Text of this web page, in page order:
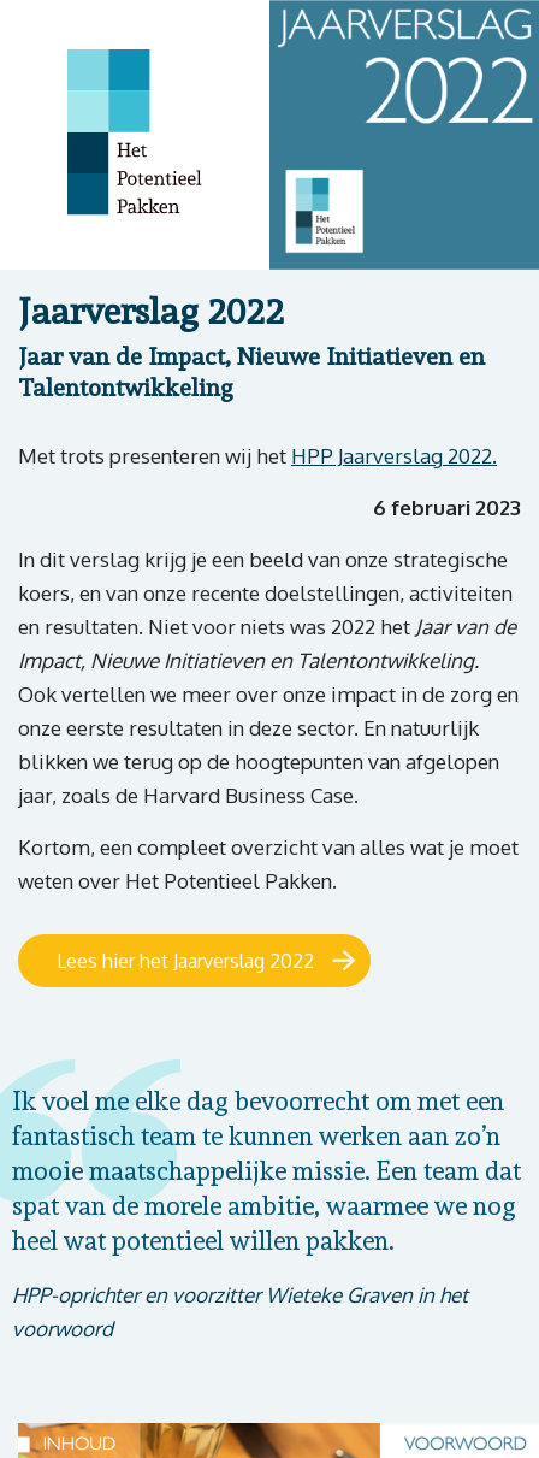
Jaarverslag 2022
Jaar van de Impact, Nieuwe Initiatieven en
Talentontwikkeling
Met trots presenteren wij het HPP Jaarverslag 2022.
6 februari 2023
In dit verslag krijg je een beeld van onze strategische
koers, en van onze recente doelstellingen, activiteiten
en resultaten. Niet voor niets was 2022 het Jaar van de
Impact, Nieuwe Initiatieven en Talentontwikkeling.
Ook vertellen we meer over onze impact in de zorg en
onze eerste resultaten in deze sector. En natuurlijk
blikken we terug op de hoogtepunten van afgelopen
jaar, zoals de Harvard Business Case.
Kortom, een compleet overzicht van alles wat je moet
weten over Het Potentieel Pakken.
Lees hier het Jaarverslag 2022
Ik voel me elke dag bevoorrecht om met een
fantastisch team te kunnen werken aan zo’n
mooie maatschappelijke missie. Een team dat
spat van de morele ambitie, waarmee we nog
heel wat potentieel willen pakken.
HPP-oprichter en voorzitter Wieteke Graven in het
voorwoord